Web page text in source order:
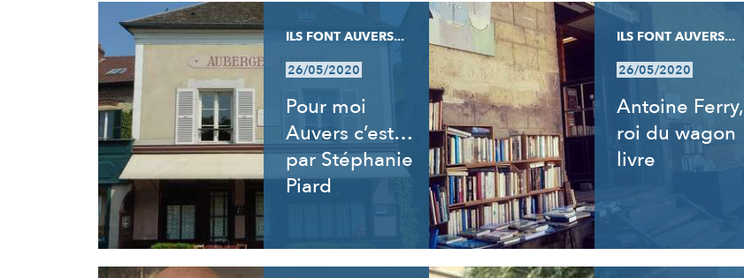
RÉSULTATS
ILS FONT AUVERS...
26/05/2020
Pour moi
Auvers c’est…
par Stéphanie
Piard
ILS FONT AUVERS...
26/05/2020
Antoine Ferry,
roi du wagon
livre